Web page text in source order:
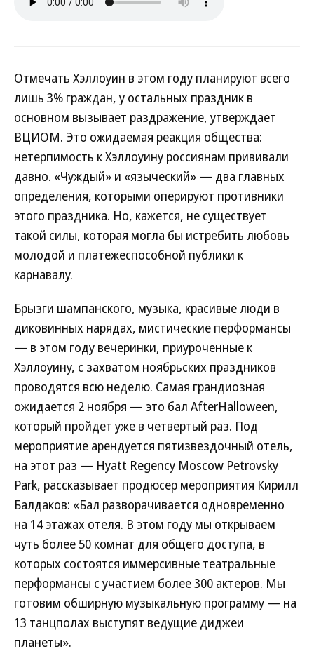
Отмечать Хэллоуин в этом году планируют всего
лишь 3% граждан, у остальных праздник в
основном вызывает раздражение, утверждает
ВЦИОМ. Это ожидаемая реакция общества:
нетерпимость к Хэллоуину россиянам прививали
давно. «Чуждый» и «языческий» — два главных
определения, которыми оперируют противники
этого праздника. Но, кажется, не существует
такой силы, которая могла бы истребить любовь
молодой и платежеспособной публики к
карнавалу.
Брызги шампанского, музыка, красивые люди в
диковинных нарядах, мистические перформансы
— в этом году вечеринки, приуроченные к
Хэллоуину, с захватом ноябрьских праздников
проводятся всю неделю. Самая грандиозная
ожидается 2 ноября — это бал AfterHalloween,
который пройдет уже в четвертый раз. Под
мероприятие арендуется пятизвездочный отель,
на этот раз — Hyatt Regency Moscow Petrovsky
Park, рассказывает продюсер мероприятия Кирилл
Балдаков: «Бал разворачивается одновременно
на 14 этажах отеля. В этом году мы открываем
чуть более 50 комнат для общего доступа, в
которых состоятся иммерсивные театральные
перформансы с участием более 300 актеров. Мы
готовим обширную музыкальную программу — на
13 танцполах выступят ведущие диджеи
планеты».